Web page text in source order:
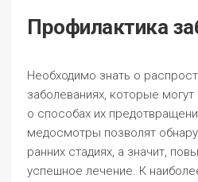
Профилактика
Необходимо знать о
заболеваниях, которые могут
о способах их
медосмотры позволят
ранних стадиях, а значит,
успешное лечение. К